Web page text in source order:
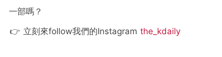
一部嗎？
👉 立刻來follow我們的Instagram the_kdaily